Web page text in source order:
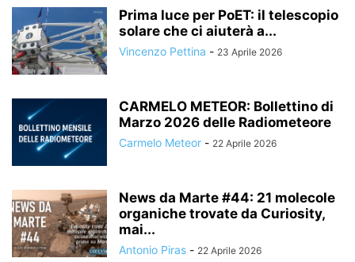
Prima luce per PoET: il telescopio
solare che ci aiuterà a...
Vincenzo Pettina - 23 Aprile 2026
CARMELO METEOR: Bollettino di
Marzo 2026 delle Radiometeore
Carmelo Meteor - 22 Aprile 2026
News da Marte #44: 21 molecole
organiche trovate da Curiosity,
mai...
Antonio Piras - 22 Aprile 2026